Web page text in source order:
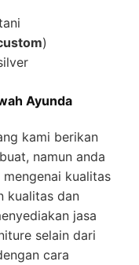
)
Ayunda
kami berikan
namun anda
kualitas
kualitas dan
jasa
selain dari
cara